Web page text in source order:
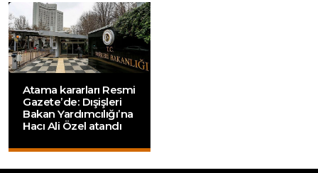
Atama kararları Resmi
Gazete’de: Dışişleri
Bakan Yardımcılığı’na
Hacı Ali Özel atandı